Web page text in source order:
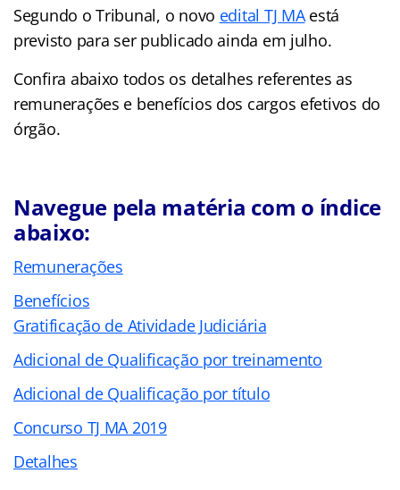
Segundo o Tribunal, o novo edital TJ MAestá
previsto para ser publicado ainda em julho.
Confira abaixo todos os detalhes referentes as
remunerações e benefícios dos cargos efetivos do
órgão.
Navegue pela matéria com o índice
abaixo:
Remunerações
Benefícios
Gratificação de Atividade Judiciária
Adicional de Qualificação por treinamento
Adicional de Qualificação por título
Concurso TJ MA 2019
Detalhes